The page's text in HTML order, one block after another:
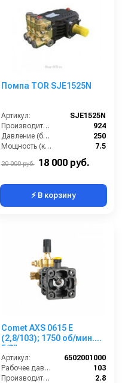
Помпа TOR SJE1525N
Артикул:
SJE1525N
Производительность (л/ч):
924
Давление (бар):
250
Мощность (кВт):
7.5
20 000 руб. 18 000 руб.
⚡ В корзину
Comet AXS 0615 E
(2,8/103); 1750 об/мин.
5/8” п.в.
Артикул:
6502001000
Рабочее давление (бар):
103
Производительность (л/мин):
2.8